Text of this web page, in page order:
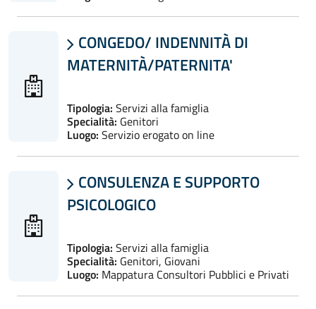
 CONGEDO/ INDENNITÀ DI
MATERNITÀ/PATERNITA'
Tipologia: Servizi alla famiglia
Specialità: Genitori
Luogo: Servizio erogato on line
 CONSULENZA E SUPPORTO
PSICOLOGICO
Tipologia: Servizi alla famiglia
Specialità: Genitori, Giovani
Luogo: Mappatura Consultori Pubblici e Privati